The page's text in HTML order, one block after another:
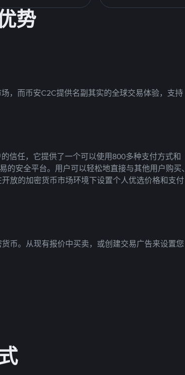
势
，而币安C2C提供名副其实的全球交易体验，支持
信任，它提供了一个可以使用800多种支付方式和
的安全平台。用户可以轻松地直接与其他用户购买、
放的加密货币市场环境下设置个人优选价格和支付
币。从现有报价中买卖，或创建交易广告来设置您